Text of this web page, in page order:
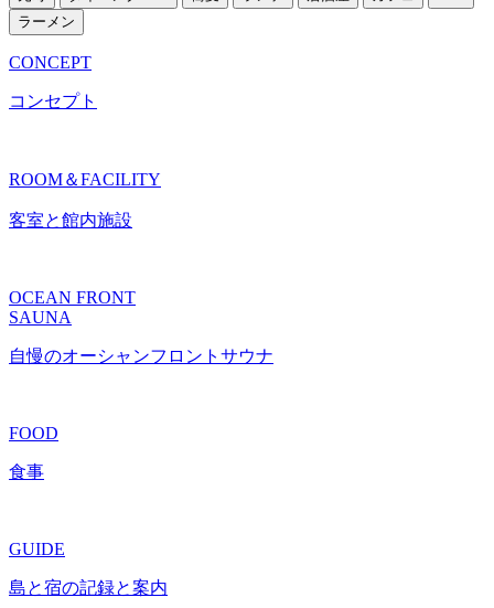
ラーメン
CONCEPT
コンセプト
ROOM＆FACILITY
客室と館内施設
OCEAN FRONT
SAUNA
自慢のオーシャンフロントサウナ
FOOD
食事
GUIDE
島と宿の記録と案内